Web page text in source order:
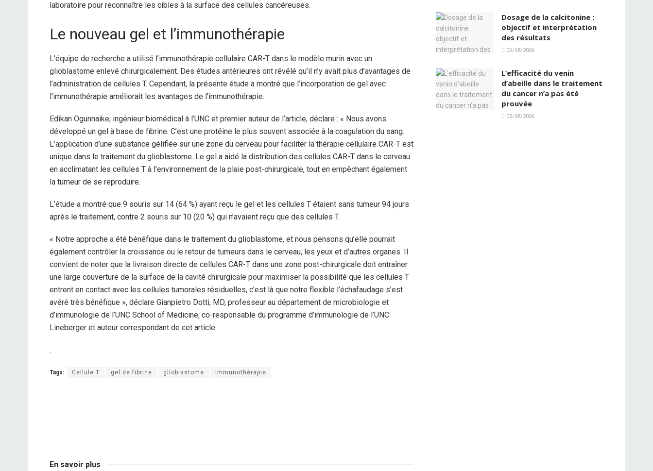
laboratoire pour reconnaître les cibles à la surface des cellules cancéreuses.
Le nouveau gel et l’immunothérapie
L’équipe de recherche a utilisé l’immunothérapie cellulaire CAR-T dans le modèle murin avec un
glioblastome enlevé chirurgicalement. Des études antérieures ont révélé qu’il n’y avait plus d’avantages de
l’administration de cellules T. Cependant, la présente étude a montré que l’incorporation de gel avec
l’immunothérapie améliorait les avantages de l’immunothérapie.
Edikan Ogunnaike, ingénieur biomédical à l’UNC et premier auteur de l’article, déclare : « Nous avons
développé un gel à base de fibrine. C’est une protéine le plus souvent associée à la coagulation du sang.
L’application d’une substance gélifiée sur une zone du cerveau pour faciliter la thérapie cellulaire CAR-T est
unique dans le traitement du glioblastome. Le gel a aidé la distribution des cellules CAR-T dans le cerveau
en acclimatant les cellules T à l’environnement de la plaie post-chirurgicale, tout en empêchant également
la tumeur de se reproduire.
L’étude a montré que 9 souris sur 14 (64 %) ayant reçu le gel et les cellules T étaient sans tumeur 94 jours
après le traitement, contre 2 souris sur 10 (20 %) qui n’avaient reçu que des cellules T.
« Notre approche a été bénéfique dans le traitement du glioblastome, et nous pensons qu’elle pourrait
également contrôler la croissance ou le retour de tumeurs dans le cerveau, les yeux et d’autres organes. Il
convient de noter que la livraison directe de cellules CAR-T dans une zone post-chirurgicale doit entraîner
une large couverture de la surface de la cavité chirurgicale pour maximiser la possibilité que les cellules T
entrent en contact avec les cellules tumorales résiduelles, c’est là que notre flexible l’échafaudage s’est
avéré très bénéfique », déclare Gianpietro Dotti, MD, professeur au département de microbiologie et
d’immunologie de l’UNC School of Medicine, co-responsable du programme d’immunologie de l’UNC
Lineberger et auteur correspondant de cet article.
.
Tags: Cellule T gel de fibrine glioblastome immunothérapie
En savoir plus
Dosage de la calcitonine :
objectif et interprétation
des résultats
06/08/2026
L’efficacité du venin
d’abeille dans le traitement
du cancer n’a pas été
prouvée
05/08/2026